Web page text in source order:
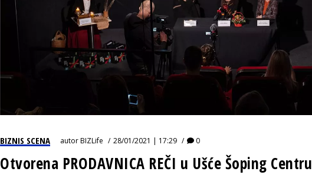
BIZNIS SCENA autorBIZLife 28/01/2021 | 17:29 0
Otvorena PRODAVNICA REČI u Ušće Šoping Centru